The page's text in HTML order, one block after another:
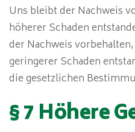
Uns bleibt der Nachweis
höherer Schaden
der Nachweis
geringerer Schaden
die gesetzlichen
§ 7 Höhere